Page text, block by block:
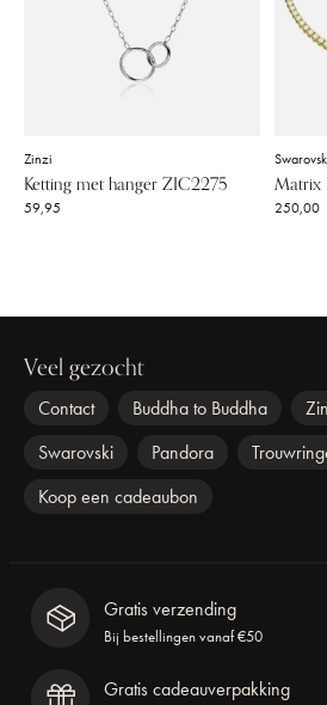
Zinzi
Ketting met hanger ZIC2275
59,95
Matrix
250,00
Veel gezocht
Contact Buddha to Buddha
Swarovski
Pandora
Koop een cadeaubon
Gratis verzending
Bij bestellingen vanaf €50
Gratis cadeauverpakking